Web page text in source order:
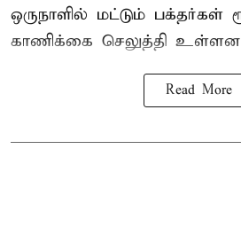
ஒருநாளில் மட்டும் பக்தர்கள்
காணிக்கை செலுத்தி
Read More